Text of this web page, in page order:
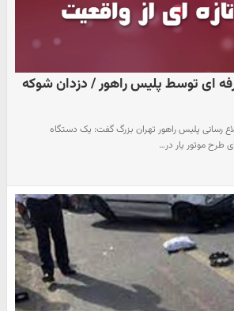
ای توسط پلیس راهور / دزدان شوکه
رسانی پلیس راهور تهران بزرگ گفت: یک دستگاه
طرح موتور یار در…